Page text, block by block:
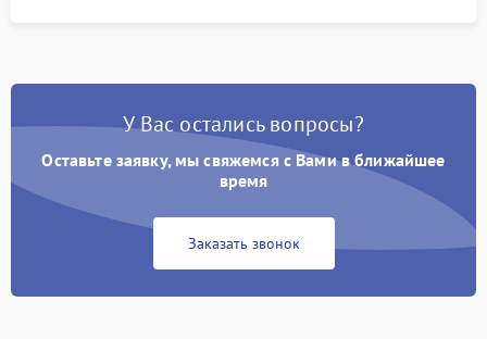
У Вас остались вопросы?
Оставьте заявку, мы свяжемся с Вами в ближайшее
время
Заказать звонок